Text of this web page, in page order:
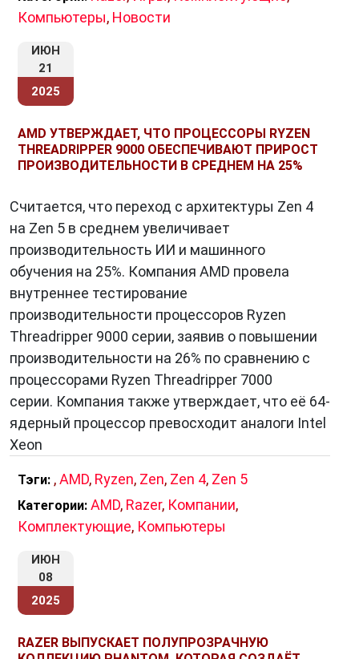
Компьютеры, Новости
ИЮН
21
2025
AMD УТВЕРЖДАЕТ, ЧТО ПРОЦЕССОРЫ RYZEN
THREADRIPPER 9000 ОБЕСПЕЧИВАЮТ ПРИРОСТ
ПРОИЗВОДИТЕЛЬНОСТИ В СРЕДНЕМ НА 25%
Считается, что переход с архитектуры Zen 4
на Zen 5 в среднем увеличивает
производительность ИИ и машинного
обучения на 25%. Компания AMD провела
внутреннее тестирование
производительности процессоров Ryzen
Threadripper 9000 серии, заявив о повышении
производительности на 26% по сравнению с
процессорами Ryzen Threadripper 7000
серии. Компания также утверждает, что её 64-
ядерный процессор превосходит аналоги Intel
Xeon
Тэги: ,AMD, Ryzen, Zen, Zen 4, Zen 5
Категории: AMD, Razer, Компании,
Комплектующие, Компьютеры
ИЮН
08
2025
RAZER ВЫПУСКАЕТ ПОЛУПРОЗРАЧНУЮ